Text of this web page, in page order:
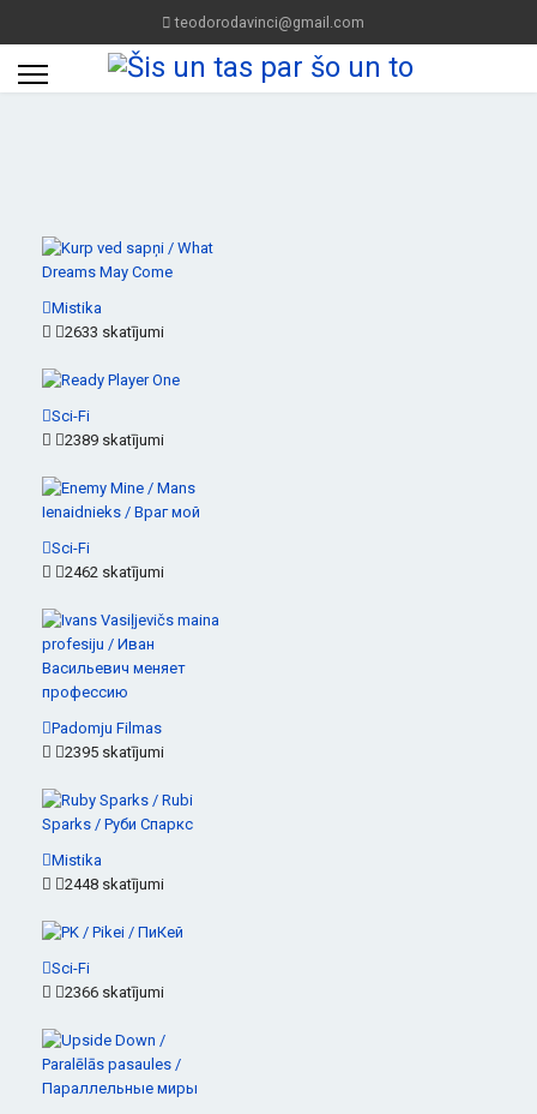
teodorodavinci@gmail.com
Mistika
2633 skatījumi
Sci-Fi
2389 skatījumi
Sci-Fi
2462 skatījumi
Padomju Filmas
2395 skatījumi
Mistika
2448 skatījumi
Sci-Fi
2366 skatījumi